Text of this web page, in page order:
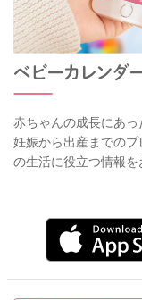
赤ちゃんの成長にあっ
妊娠から出産までの
の生活に役立つ情報を